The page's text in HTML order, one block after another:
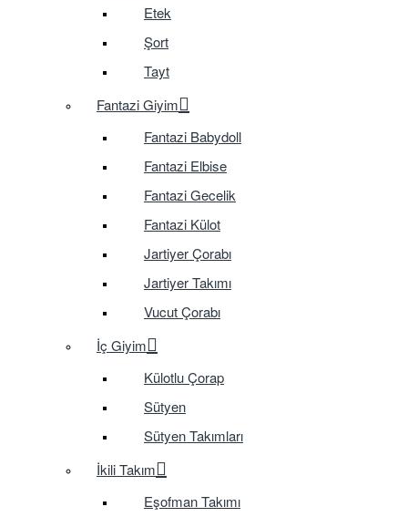
Etek
Şort
Tayt
Fantazi Giyim
Fantazi Babydoll
Fantazi Elbise
Fantazi Gecelik
Fantazi Külot
Jartiyer Çorabı
Jartiyer Takımı
Vucut Çorabı
İç Giyim
Külotlu Çorap
Sütyen
Sütyen Takımları
İkili Takım
Eşofman Takımı